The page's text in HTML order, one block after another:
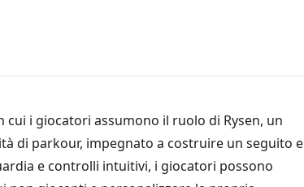
cui i giocatori assumono il ruolo di Rysen, un
di parkour, impegnato a costruire un seguito e
e controlli intuitivi, i giocatori possono